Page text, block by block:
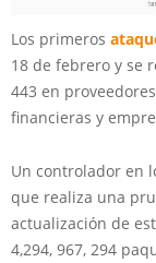
Los primeros
18 de febrero y se
443 en
financieras y
Un controlador en
que realiza una
actualización de
4,294, 967, 294